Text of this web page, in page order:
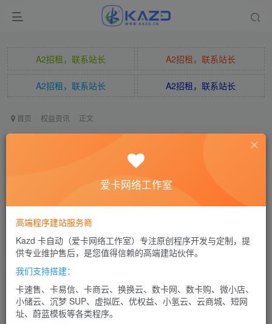
A2招租，联系站长 站长V：kazidong；站长Q：
A2招租，联系站长
A2招租，联系站长 站长V：kazidong；站长Q：
A2招租，联系站长
首页 权益资讯 正文
自动发卡平台是专注于虚拟数字商品、数字权益的聚合、供
应与分发服务的综合性平台，核心依托自动化系统实现虚拟
商品（卡券、会员、充值服务等）的24小时自助下单、自动
发货，连接货源端与需求端，为个人、代理商、企业提供一
站式数字权益相关解决方案，无需人工干预即可完成交易全
流程，兼顾便捷性、稳定性与性价比。
爱卡网络工作室
高端程序建站服务商
Kazd 卡自动（爱卡网络工作室）专注原创程序开发与定制，提
供专业维护售后，是您值得信赖的高端建站伙伴。
我们支持搭建：
卡速售、卡易信、卡商云、换换云、数卡网、数卡购、微小店、
小储云、沉梦 SUP、虚拟匠、优权益、小氢云、云商城、短网
址、蔚蓝模板等各类程序。